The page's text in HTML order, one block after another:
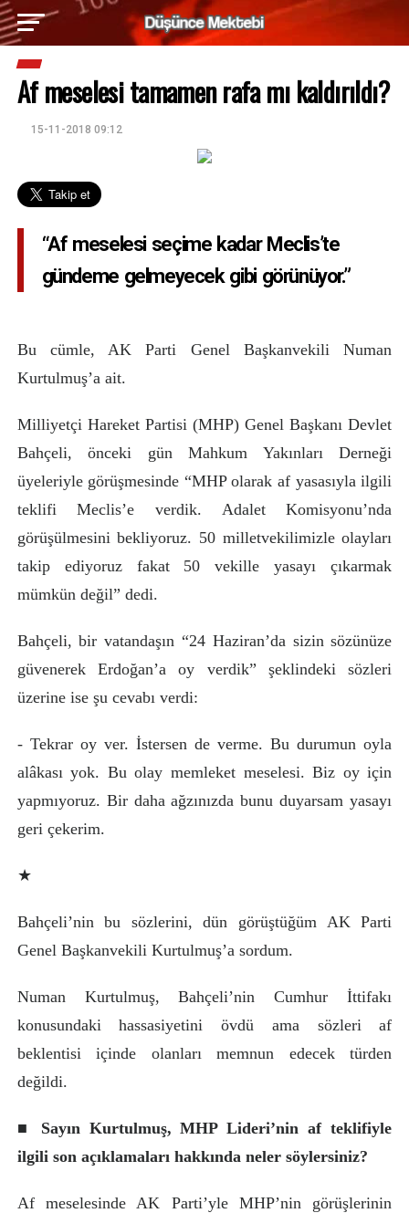
Af meselesi tamamen rafa mı kaldırıldı?
15-11-2018 09:12
“Af meselesi seçime kadar Meclis’te
gündeme gelmeyecek gibi görünüyor.”
Bu cümle, AK Parti Genel Başkanvekili Numan
Kurtulmuş’a ait.
Milliyetçi Hareket Partisi (MHP) Genel Başkanı Devlet
Bahçeli, önceki gün Mahkum Yakınları Derneği
üyeleriyle görüşmesinde “MHP olarak af yasasıyla ilgili
teklifi Meclis’e verdik. Adalet Komisyonu’nda
görüşülmesini bekliyoruz. 50 milletvekilimizle olayları
takip ediyoruz fakat 50 vekille yasayı çıkarmak
mümkün değil” dedi.
Bahçeli, bir vatandaşın “24 Haziran’da sizin sözünüze
güvenerek Erdoğan’a oy verdik” şeklindeki sözleri
üzerine ise şu cevabı verdi:
- Tekrar oy ver. İstersen de verme. Bu durumun oyla
alâkası yok. Bu olay memleket meselesi. Biz oy için
yapmıyoruz. Bir daha ağzınızda bunu duyarsam yasayı
geri çekerim.
★
Bahçeli’nin bu sözlerini, dün görüştüğüm AK Parti
Genel Başkanvekili Kurtulmuş’a sordum.
Numan Kurtulmuş, Bahçeli’nin Cumhur İttifakı
konusundaki hassasiyetini övdü ama sözleri af
beklentisi içinde olanları memnun edecek türden
değildi.
■ Sayın Kurtulmuş, MHP Lideri’nin af teklifiyle
ilgili son açıklamaları hakkında neler söylersiniz?
Af meselesinde AK Parti’yle MHP’nin görüşlerinin